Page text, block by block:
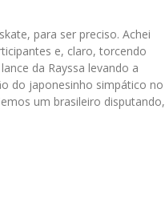
para ser preciso. Achei
e, claro, torcendo
da Rayssa levando a
do japonesinho simpático no
um brasileiro disputando,